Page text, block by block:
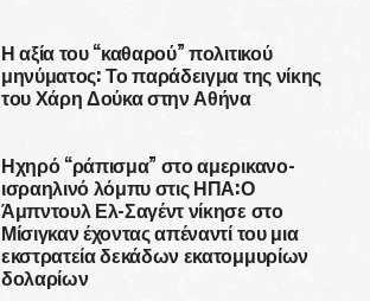
Η αξία του “καθαρού” πολιτικού
μηνύματος: Το παράδειγμα της νίκης
του Χάρη Δούκα στην Αθήνα
Ηχηρό “ράπισμα” στο αμερικανο-
ισραηλινό λόμπυ στις ΗΠΑ:Ο
Άμπντουλ Ελ-Σαγέντ νίκησε στο
Μίσιγκαν έχοντας απέναντί του μια
εκστρατεία δεκάδων εκατομμυρίων
δολαρίων